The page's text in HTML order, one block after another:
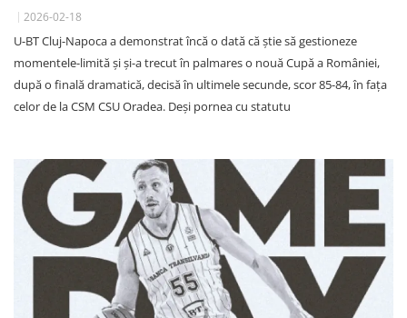
2026-02-18
U-BT Cluj-Napoca a demonstrat încă o dată că știe să gestioneze
momentele-limită și și-a trecut în palmares o nouă Cupă a României,
după o finală dramatică, decisă în ultimele secunde, scor 85-84, în fața
celor de la CSM CSU Oradea. Deși pornea cu statutu